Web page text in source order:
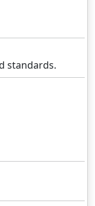
standards.